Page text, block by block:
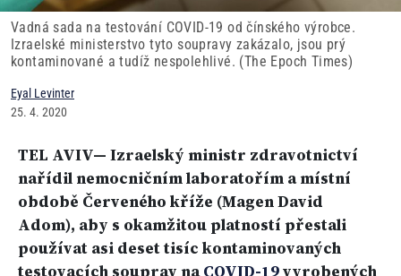
Vadná sada na testování COVID-19 od čínského výrobce.
Izraelské ministerstvo tyto soupravy zakázalo, jsou prý
kontaminované a tudíž nespolehlivé. (The Epoch Times)
Eyal Levinter
25. 4. 2020
TEL AVIV— Izraelský ministr zdravotnictví
nařídil nemocničním laboratořím a místní
obdobě Červeného kříže (Magen David
Adom), aby s okamžitou platností přestali
používat asi deset tisíc kontaminovaných
testovacích souprav naCOVID-19vyrobených